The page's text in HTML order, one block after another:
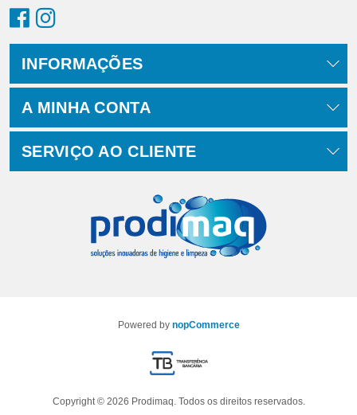
INFORMAÇÕES
A MINHA CONTA
SERVIÇO AO CLIENTE
Powered by nopCommerce
Copyright © 2026 Prodimaq. Todos os direitos reservados.